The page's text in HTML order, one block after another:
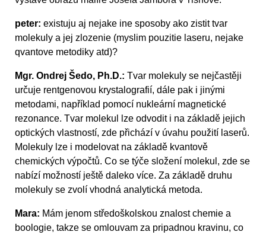
peter: existuju aj nejake ine sposoby ako zistit tvar
molekuly a jej zlozenie (myslim pouzitie laseru, nejake
qvantove metodiky atd)?
Mgr. Ondrej Šedo, Ph.D.: Tvar molekuly se nejčastěji
určuje rentgenovou krystalografií, dále pak i jinými
metodami, například pomocí nukleární magnetické
rezonance. Tvar molekul lze odvodit i na základě jejich
optických vlastností, zde přichází v úvahu použití laserů.
Molekuly lze i modelovat na základě kvantově
chemických výpočtů. Co se týče složení molekul, zde se
nabízí možností ještě daleko více. Za základě druhu
molekuly se zvolí vhodná analytická metoda.
Mara: Mám jenom středoškolskou znalost chemie a
boologie, takze se omlouvam za pripadnou kravinu, co